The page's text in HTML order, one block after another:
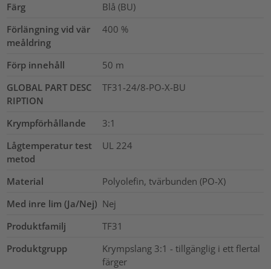
Färg
Blå (BU)
Förlängning vid vär
meåldring
400 %
Förp innehåll 50 m
GLOBAL PART DESC
RIPTION
TF31-24/8-PO-X-BU
Krympförhållande
3:1
Lågtemperatur test
metod
UL 224
Material
Polyolefin, tvärbunden (PO-X)
Med inre lim (Ja/Nej) Nej
Produktfamilj
TF31
Produktgrupp
Krympslang 3:1 - tillgänglig i ett flertal
färger